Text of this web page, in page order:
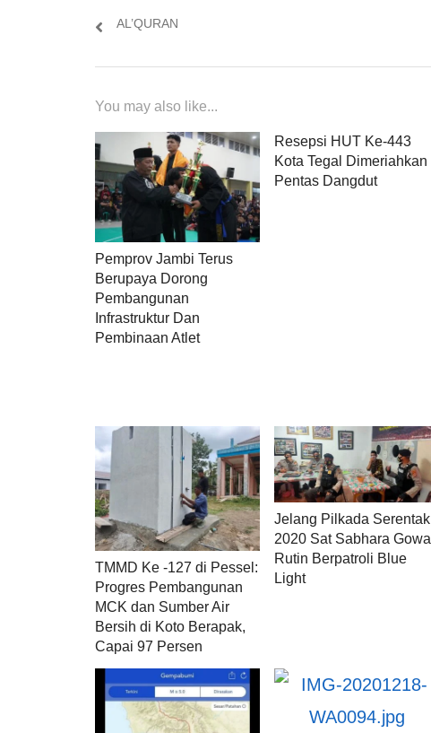
AL’QURAN
You may also like...
Pemprov Jambi Terus
Berupaya Dorong
Pembangunan
Infrastruktur Dan
Pembinaan Atlet
Resepsi HUT Ke-443
Kota Tegal Dimeriahkan
Pentas Dangdut
TMMD Ke -127 di Pessel:
Progres Pembangunan
MCK dan Sumber Air
Bersih di Koto Berapak,
Capai 97 Persen
Jelang Pilkada Serentak
2020 Sat Sabhara Gowa
Rutin Berpatroli Blue
Light